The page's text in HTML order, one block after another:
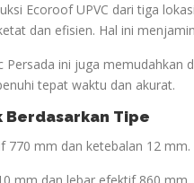
Ecoroof UPVC dari tiga
dan efisien. Hal ini
Persada ini juga memudahkan
tepat waktu dan akurat.
Berdasarkan Tipe
770 mm dan ketebalan 12